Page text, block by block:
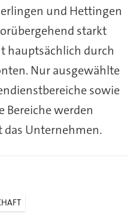
und Hettingen
starkt
hauptsächlich durch
Nur ausgewählte
sowie
Bereiche werden
Unternehmen.